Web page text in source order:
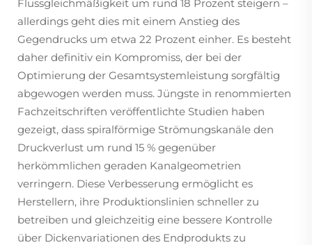
Flussgleichmäßigkeit um rund 18 Prozent steigern –
allerdings geht dies mit einem Anstieg des
Gegendrucks um etwa 22 Prozent einher. Es besteht
daher definitiv ein Kompromiss, der bei der
Optimierung der Gesamtsystemleistung sorgfältig
abgewogen werden muss. Jüngste in renommierten
Fachzeitschriften veröffentlichte Studien haben
gezeigt, dass spiralförmige Strömungskanäle den
Druckverlust um rund 15 % gegenüber
herkömmlichen geraden Kanalgeometrien
verringern. Diese Verbesserung ermöglicht es
Herstellern, ihre Produktionslinien schneller zu
betreiben und gleichzeitig eine bessere Kontrolle
über Dickenvariationen des Endprodukts zu